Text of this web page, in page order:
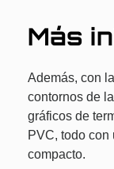
Más
Además, con
contornos de
gráficos de
PVC, todo
compacto.